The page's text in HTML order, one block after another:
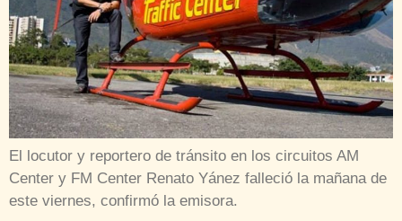
El locutor y reportero de tránsito en los circuitos AM
Center y FM Center Renato Yánez falleció la mañana de
este viernes, confirmó la emisora.